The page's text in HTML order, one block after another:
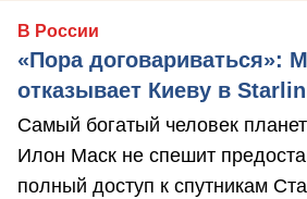
В России
«Пора договариваться»:
отказывает Киеву в
Самый богатый человек
Илон Маск не спешит
полный доступ к спутникам